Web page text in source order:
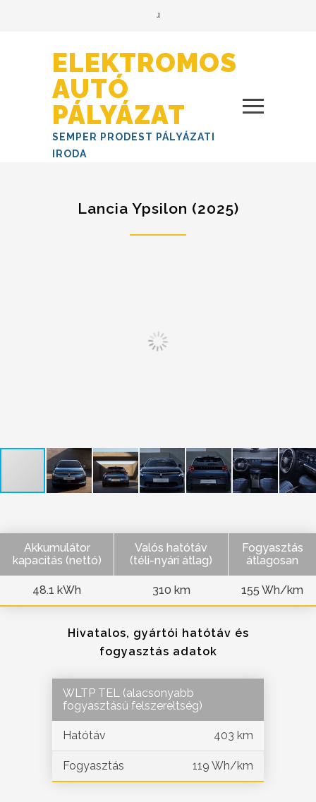
ELEKTROMOS
AUTÓ
PÁLYÁZAT
SEMPER PRODEST PÁLYÁZATI
IRODA
Lancia Ypsilon (2025)
Akkumulátor
kapacitás (nettó)
Valós hatótáv
(téli-nyári átlag)
Fogyasztás
átlagosan
48.1 kWh 310 km 155 Wh/km
Hivatalos, gyártói hatótáv és
fogyasztás adatok
WLTP TEL (alacsonyabb
fogyasztású felszereltség)
Hatótáv 403 km
Fogyasztás 119 Wh/km